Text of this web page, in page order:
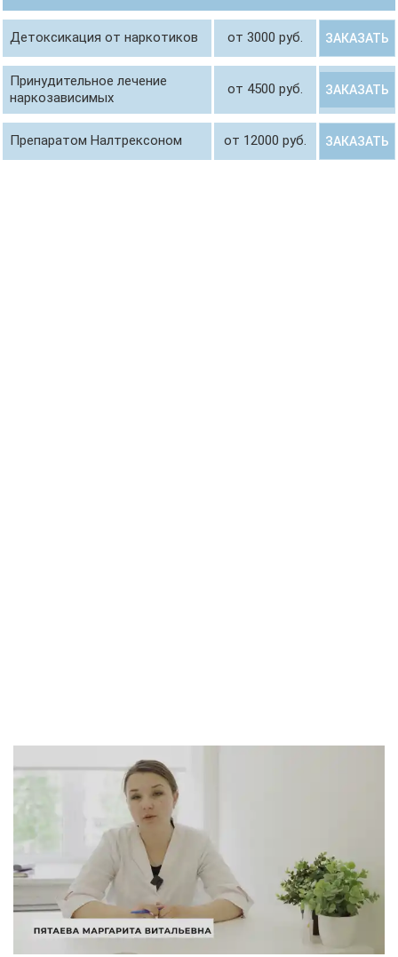
Детоксикация от наркотиков от 3000 руб. ЗАКАЗАТЬ
Принудительное лечение
наркозависимых
от 4500 руб. ЗАКАЗАТЬ
Препаратом Налтрексоном от 12000 руб. ЗАКАЗАТЬ